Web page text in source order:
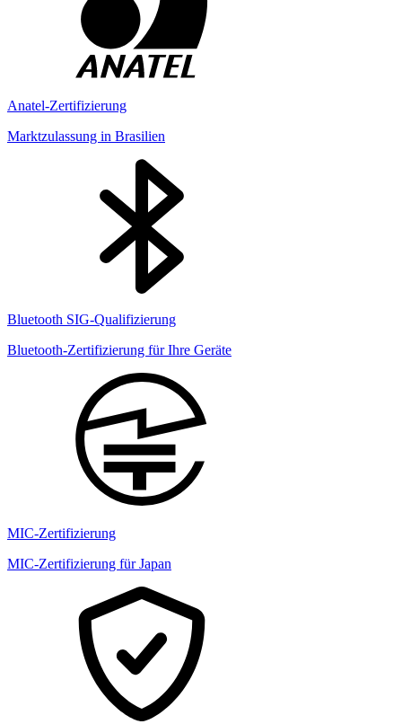
Anatel-Zertifizierung
Marktzulassung in Brasilien
Bluetooth SIG-Qualifizierung
Bluetooth-Zertifizierung für Ihre Geräte
MIC-Zertifizierung
MIC-Zertifizierung für Japan